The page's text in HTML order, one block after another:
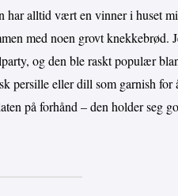
har alltid vært en vinner i huset
med noen grovt knekkebrød.
og den ble raskt populær
persille eller dill som garnish for
på forhånd – den holder seg